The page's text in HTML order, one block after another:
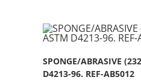
SPONGE/ABRASIVE
D4213-96. REF-AB5012